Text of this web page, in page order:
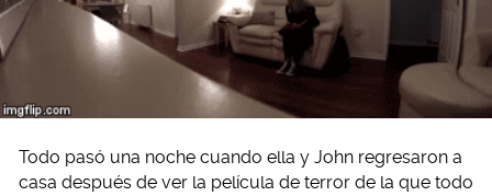
Todo pasó una noche cuando ella y John regresaron a
casa después de ver la película de terror de la que todo